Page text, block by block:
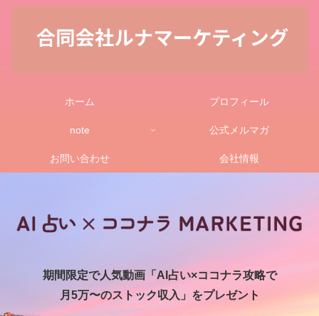
ホーム プロフィール
note 公式メルマガ
お問い合わせ 会社情報
期間限定で人気動画「AI占い×ココナラ攻略で
月5万〜のストック収入」をプレゼント